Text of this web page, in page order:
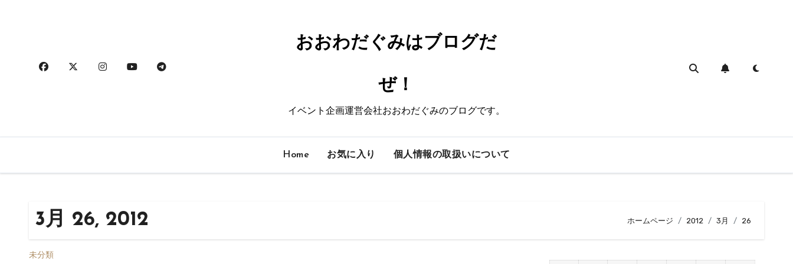
おおわだぐみはブログだ
ぜ！
イベント企画運営会社おおわだぐみのブログです。
Home お気に入り 個人情報の取扱いについて
3月 26, 2012 ホームページ 2012 3月 26
未分類